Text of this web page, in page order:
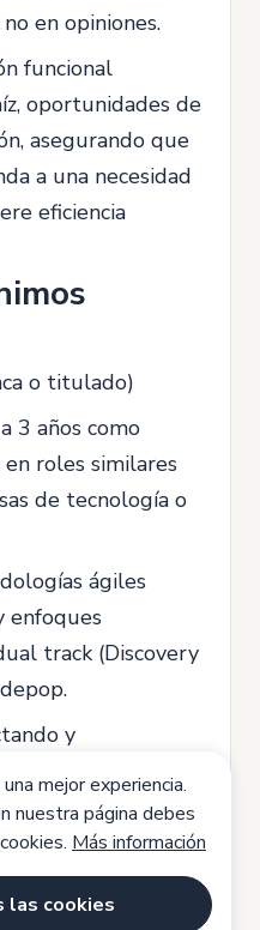
en opiniones.
funcional
oportunidades de
asegurando que
a una necesidad
eficiencia
o titulado)
3 años como
roles similares
de tecnología o
ágiles
enfoques
track (Discovery
y
flujos
técnicas
mejor experiencia.
nuestra página debes
Más información
las cookies